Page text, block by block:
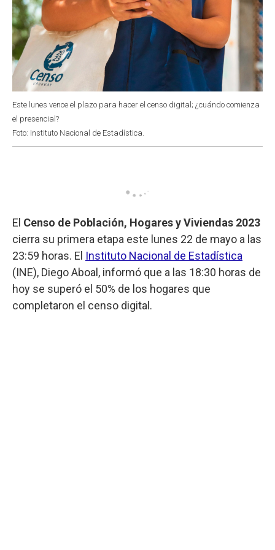
Este lunes vence el plazo para hacer el censo digital; ¿cuándo comienza
el presencial?
Foto: Instituto Nacional de Estadística.
El Censo de Población, Hogares y Viviendas 2023
cierra su primera etapa este lunes 22 de mayo a las
23:59 horas. El Instituto Nacional de Estadística
(INE), Diego Aboal, informó que a las 18:30 horas de
hoy se superó el 50% de los hogares que
completaron el censo digital.